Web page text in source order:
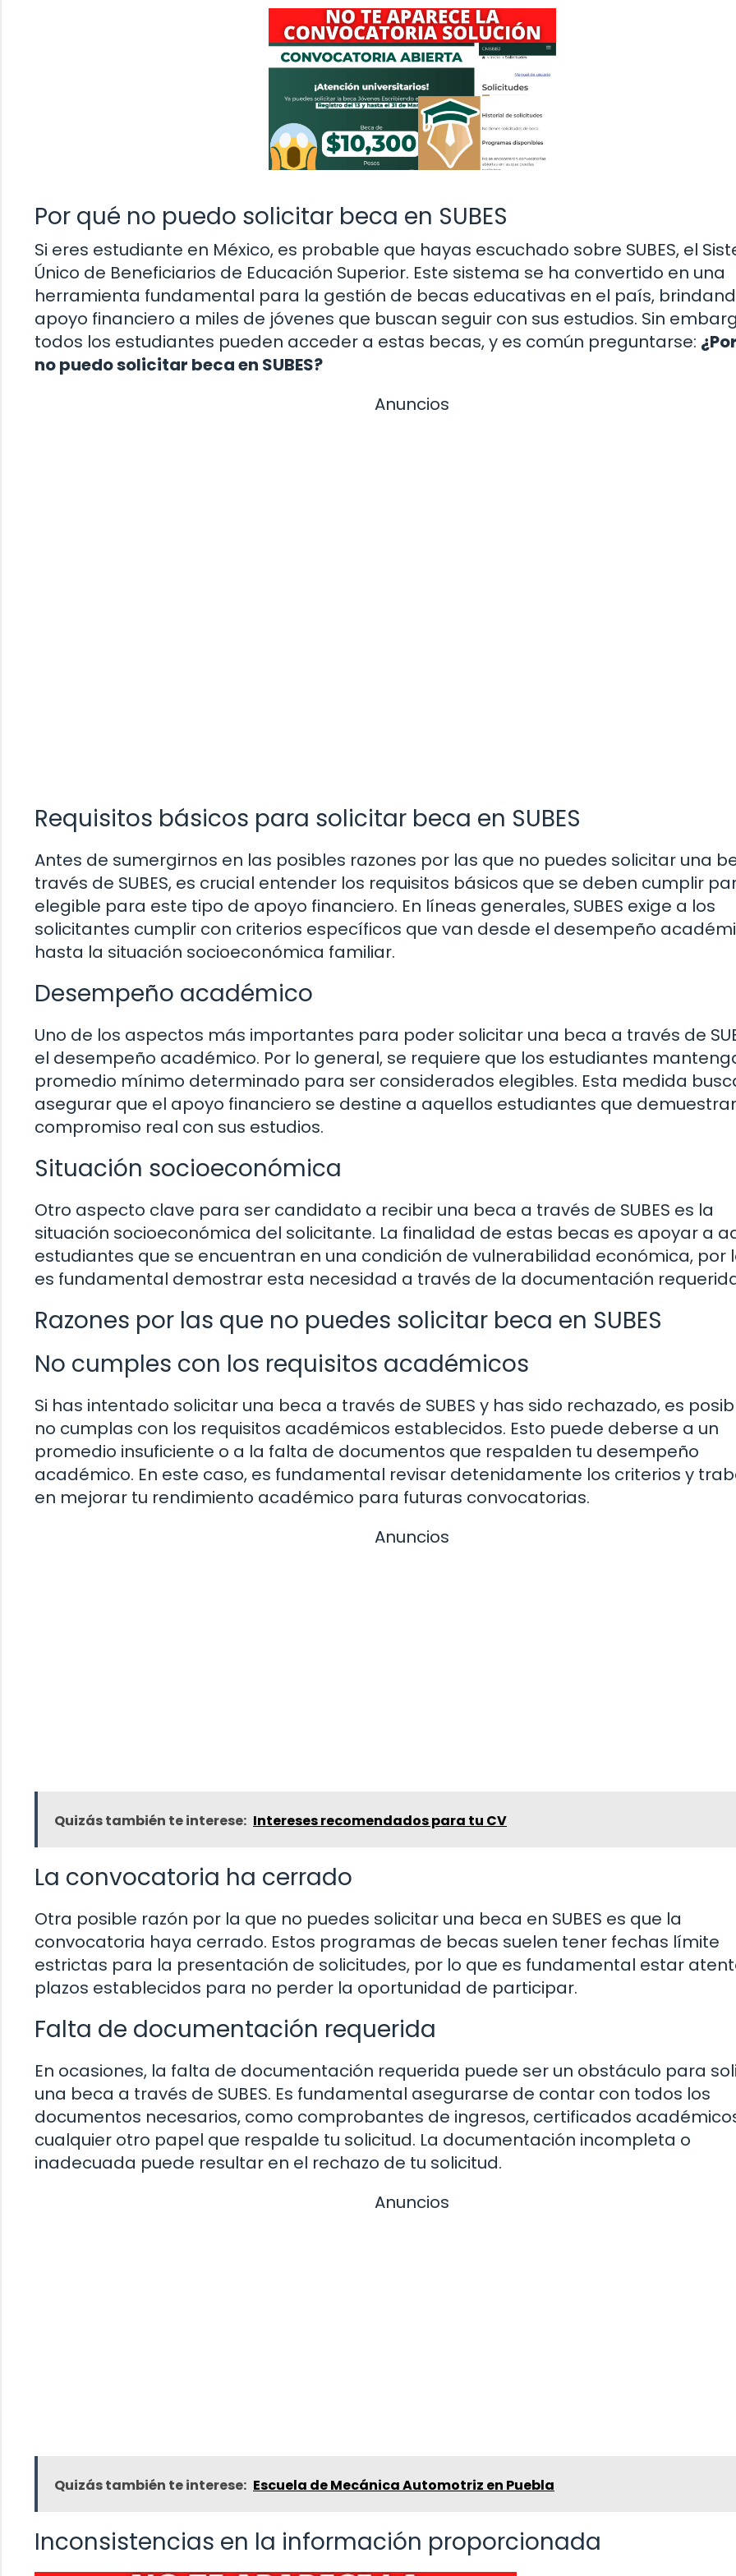
Por qué no puedo solicitar beca en SUBES
Si eres estudiante en México, es probable que hayas escuchado sobre SUBES, el
Único de Beneficiarios de Educación Superior. Este sistema se ha convertido en una
herramienta fundamental para la gestión de becas educativas en el país,
apoyo financiero a miles de jóvenes que buscan seguir con sus estudios. Sin
todos los estudiantes pueden acceder a estas becas, y es común preguntarse:
no puedo solicitar beca en SUBES?
Anuncios
Requisitos básicos para solicitar beca en SUBES
Antes de sumergirnos en las posibles razones por las que no puedes solicitar una
través de SUBES, es crucial entender los requisitos básicos que se deben cumplir
elegible para este tipo de apoyo financiero. En líneas generales, SUBES exige a los
solicitantes cumplir con criterios específicos que van desde el desempeño
hasta la situación socioeconómica familiar.
Desempeño académico
Uno de los aspectos más importantes para poder solicitar una beca a través de
el desempeño académico. Por lo general, se requiere que los estudiantes
promedio mínimo determinado para ser considerados elegibles. Esta medida
asegurar que el apoyo financiero se destine a aquellos estudiantes que
compromiso real con sus estudios.
Situación socioeconómica
Otro aspecto clave para ser candidato a recibir una beca a través de SUBES es la
situación socioeconómica del solicitante. La finalidad de estas becas es apoyar a
estudiantes que se encuentran en una condición de vulnerabilidad económica, por
es fundamental demostrar esta necesidad a través de la documentación
Razones por las que no puedes solicitar beca en SUBES
No cumples con los requisitos académicos
Si has intentado solicitar una beca a través de SUBES y has sido rechazado, es
no cumplas con los requisitos académicos establecidos. Esto puede deberse a un
promedio insuficiente o a la falta de documentos que respalden tu desempeño
académico. En este caso, es fundamental revisar detenidamente los criterios y
en mejorar tu rendimiento académico para futuras convocatorias.
Anuncios
Quizás también te interese: Intereses recomendados para tu CV
La convocatoria ha cerrado
Otra posible razón por la que no puedes solicitar una beca en SUBES es que la
convocatoria haya cerrado. Estos programas de becas suelen tener fechas límite
estrictas para la presentación de solicitudes, por lo que es fundamental estar
plazos establecidos para no perder la oportunidad de participar.
Falta de documentación requerida
En ocasiones, la falta de documentación requerida puede ser un obstáculo para
una beca a través de SUBES. Es fundamental asegurarse de contar con todos los
documentos necesarios, como comprobantes de ingresos, certificados
cualquier otro papel que respalde tu solicitud. La documentación incompleta o
inadecuada puede resultar en el rechazo de tu solicitud.
Anuncios
Quizás también te interese: Escuela de Mecánica Automotriz en Puebla
Inconsistencias en la información proporcionada